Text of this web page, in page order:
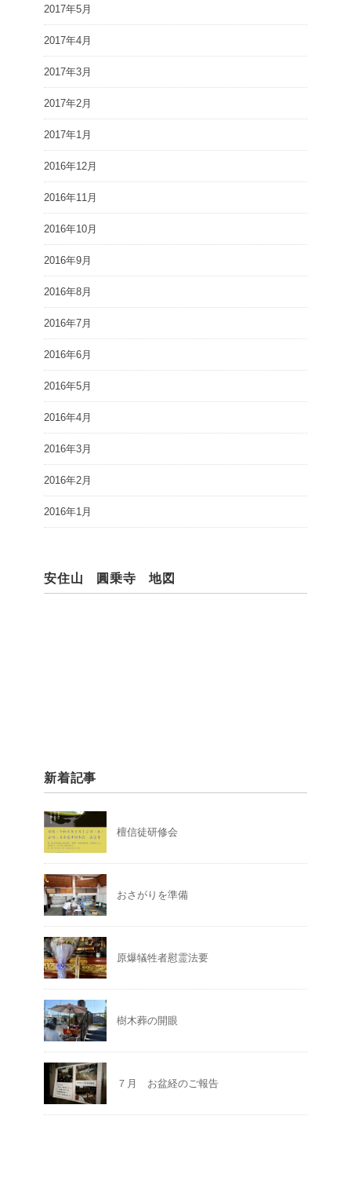
2017年5月
2017年4月
2017年3月
2017年2月
2017年1月
2016年12月
2016年11月
2016年10月
2016年9月
2016年8月
2016年7月
2016年6月
2016年5月
2016年4月
2016年3月
2016年2月
2016年1月
安住山 圓乗寺 地図
新着記事
檀信徒研修会
おさがりを準備
原爆犠牲者慰霊法要
樹木葬の開眼
７月 お盆経のご報告